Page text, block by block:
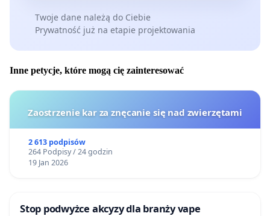
Twoje dane należą do Ciebie
Prywatność już na etapie projektowania
Inne petycje, które mogą cię zainteresować
Zaostrzenie kar za znęcanie się nad zwierzętami
2 613 podpisów
264 Podpisy / 24 godzin
19 Jan 2026
Stop podwyżce akcyzy dla branży vape